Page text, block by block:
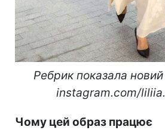
Ребрик показала
instagram.com/
Чому цей образ працює